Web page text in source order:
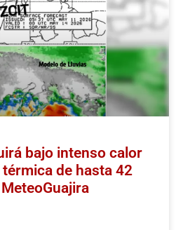
bajo intenso calor
de hasta 42